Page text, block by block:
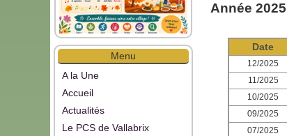
Menu
A la Une
Accueil
Actualités
Le PCS de Vallabrix
Année 2025
Date
12/2025
11/2025
10/2025
09/2025
07/2025